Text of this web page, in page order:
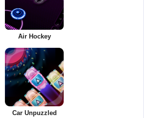
Air Hockey
Car Unpuzzled